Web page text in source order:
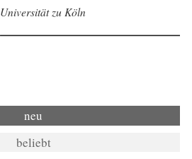
Universität zu Köln
neu
beliebt